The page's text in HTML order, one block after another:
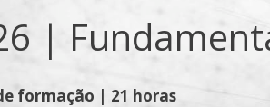
|
formação | 21 horas